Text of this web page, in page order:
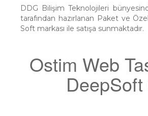
DDG Bilişim Teknolojileri
tarafından hazırlanan Paket ve
Soft markası ile satışa sunmaktadır.
Ostim Web